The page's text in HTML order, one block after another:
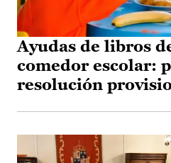
Ayudas de libros
comedor escolar:
resolución